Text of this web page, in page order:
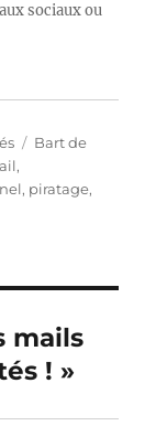
sociaux ou
Étiquettes
Bart de
,
, piratage,
mails
! »